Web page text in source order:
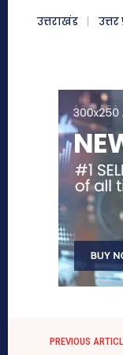
उत्तराखंड उत्तर
PREVIOUS